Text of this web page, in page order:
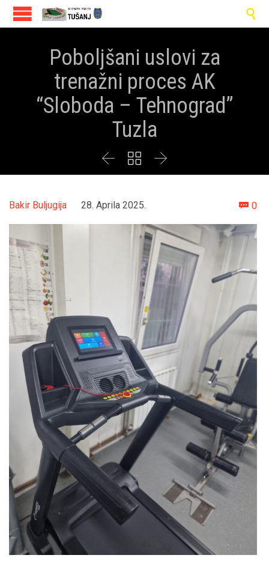

Poboljšani uslovi za
trenažni proces AK
“Sloboda – Tehnograd”
Tuzla
  
Bakir Buljugija 28. Aprila 2025.  0